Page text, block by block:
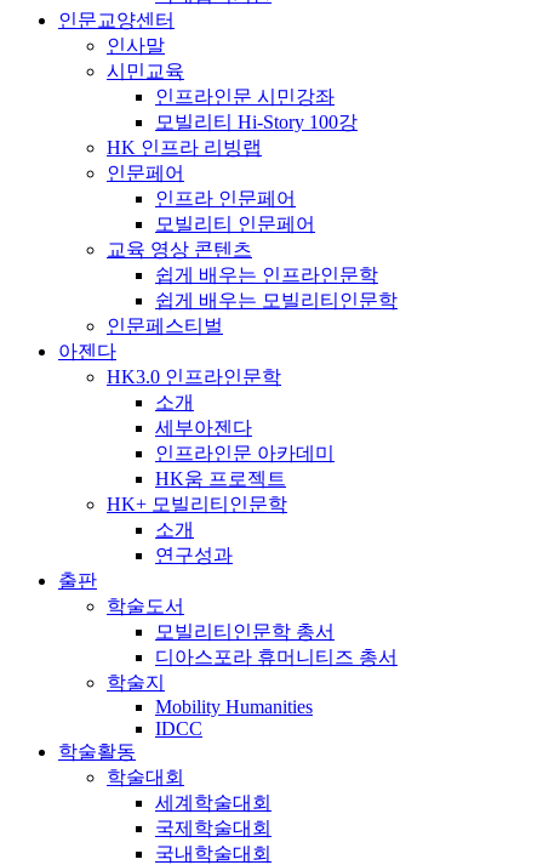
인문교양센터
인사말
시민교육
인프라인문 시민강좌
모빌리티 Hi-Story 100강
HK 인프라 리빙랩
인문페어
인프라 인문페어
모빌리티 인문페어
교육 영상 콘텐츠
쉽게 배우는 인프라인문학
쉽게 배우는 모빌리티인문학
인문페스티벌
아젠다
HK3.0 인프라인문학
소개
세부아젠다
인프라인문 아카데미
HK움 프로젝트
HK+ 모빌리티인문학
소개
연구성과
출판
학술도서
모빌리티인문학 총서
디아스포라 휴머니티즈 총서
학술지
Mobility Humanities
IDCC
학술활동
학술대회
세계학술대회
국제학술대회
국내학술대회